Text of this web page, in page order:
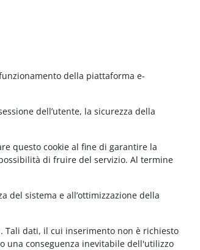
della piattaforma e-
dell’utente, la sicurezza della
questo cookie al fine di garantire la
di fruire del servizio. Al termine
del sistema e all’ottimizzazione della
Tali dati, il cui inserimento non è richiesto
una conseguenza inevitabile dell'utilizzo